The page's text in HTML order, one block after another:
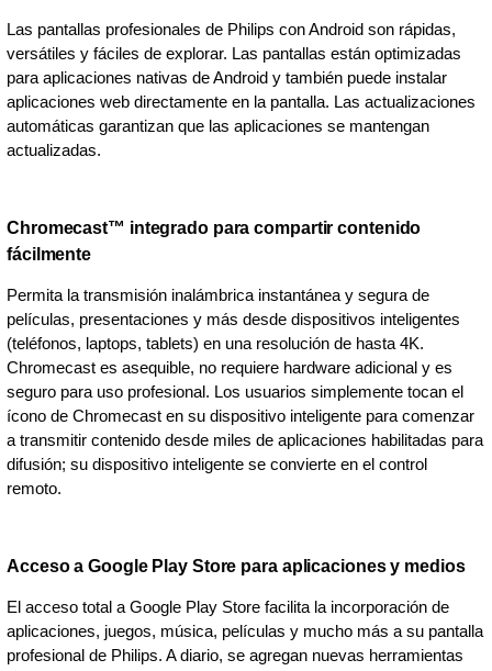
Las pantallas profesionales de Philips con Android son rápidas,
versátiles y fáciles de explorar. Las pantallas están optimizadas
para aplicaciones nativas de Android y también puede instalar
aplicaciones web directamente en la pantalla. Las actualizaciones
automáticas garantizan que las aplicaciones se mantengan
actualizadas.
Chromecast™ integrado para compartir contenido
fácilmente
Permita la transmisión inalámbrica instantánea y segura de
películas, presentaciones y más desde dispositivos inteligentes
(teléfonos, laptops, tablets) en una resolución de hasta 4K.
Chromecast es asequible, no requiere hardware adicional y es
seguro para uso profesional. Los usuarios simplemente tocan el
ícono de Chromecast en su dispositivo inteligente para comenzar
a transmitir contenido desde miles de aplicaciones habilitadas para
difusión; su dispositivo inteligente se convierte en el control
remoto.
Acceso a Google Play Store para aplicaciones y medios
El acceso total a Google Play Store facilita la incorporación de
aplicaciones, juegos, música, películas y mucho más a su pantalla
profesional de Philips. A diario, se agregan nuevas herramientas